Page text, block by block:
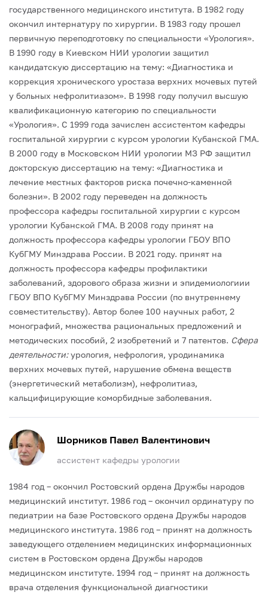
государственного медицинского института. В 1982 году
окончил интернатуру по хирургии. В 1983 году прошел
первичную переподготовку по специальности «Урология».
В 1990 году в Киевском НИИ урологии защитил
кандидатскую диссертацию на тему: «Диагностика и
коррекция хронического уростаза верхних мочевых путей
у больных нефролитиазом». В 1998 году получил высшую
квалификационную категорию по специальности
«Урология». С 1999 года зачислен ассистентом кафедры
госпитальной хирургии с курсом урологии Кубанской ГМА.
В 2000 году в Московском НИИ урологии МЗ РФ защитил
докторскую диссертацию на тему: «Диагностика и
лечение местных факторов риска почечно-каменной
болезни». В 2002 году переведен на должность
профессора кафедры госпитальной хирургии с курсом
урологии Кубанской ГМА. В 2008 году принят на
должность профессора кафедры урологии ГБОУ ВПО
КубГМУ Минздрава России. В 2021 году. принят на
должность профессора кафедры профилактики
заболеваний, здорового образа жизни и эпидемиологиии
ГБОУ ВПО КубГМУ Минздрава России (по внутреннему
совместительству). Автор более 100 научных работ, 2
монографий, множества рациональных предложений и
методических пособий, 2 изобретений и 7 патентов. Сфера
деятельности:урология, нефрология, уродинамика
верхних мочевых путей, нарушение обмена веществ
(энергетический метаболизм), нефролитиаз,
кальцифицирующие коморбидные заболевания.
Шорников Павел Валентинович
ассистент кафедры урологии
1984 год – окончил Ростовский ордена Дружбы народов
медицинский институт. 1986 год – окончил ординатуру по
педиатрии на базе Ростовского ордена Дружбы народов
медицинского института. 1986 год – принят на должность
заведующего отделением медицинских информационных
систем в Ростовском ордена Дружбы народов
медицинском институте. 1994 год – принят на должность
врача отделения функциональной диагностики